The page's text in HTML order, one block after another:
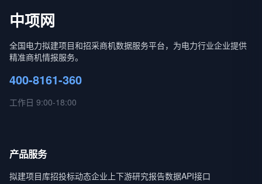
中项网
全国电力拟建项目和招采商机数据服务平台，为电力行业企业提供
精准商机情报服务。
400-8161-360
工作日 9:00-18:00
产品服务
拟建项目库招投标动态企业上下游研究报告数据API接口